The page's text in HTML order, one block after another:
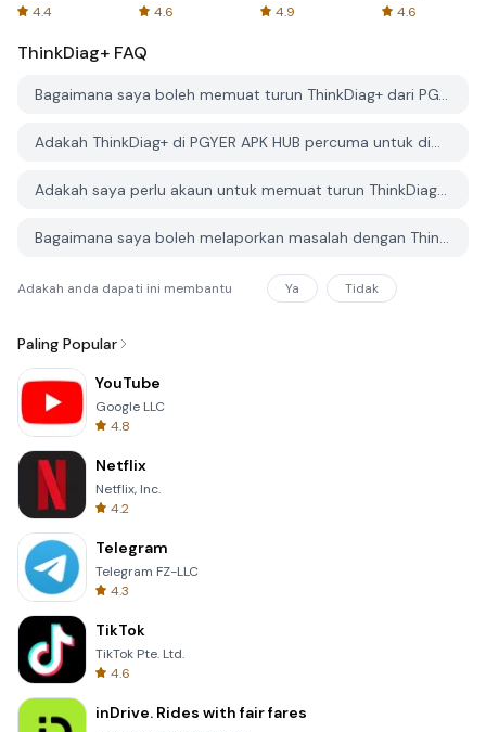
4.4
Spreadsheets
4.6 4.9
AFTVnews
4.6
ThinkDiag+ FAQ
Bagaimana saya boleh memuat turun ThinkDiag+ dari PGYER APK HUB?
Adakah ThinkDiag+ di PGYER APK HUB percuma untuk dimuat turun?
Adakah saya perlu akaun untuk memuat turun ThinkDiag+ dari PGYER APK HUB?
Bagaimana saya boleh melaporkan masalah dengan ThinkDiag+ di PGYER APK HUB?
Adakah anda dapati ini membantu Ya Tidak
Paling Popular
YouTube
Google LLC
4.8
Netflix
Netflix, Inc.
4.2
Telegram
Telegram FZ-LLC
4.3
TikTok
TikTok Pte. Ltd.
4.6
inDrive. Rides with fair fares